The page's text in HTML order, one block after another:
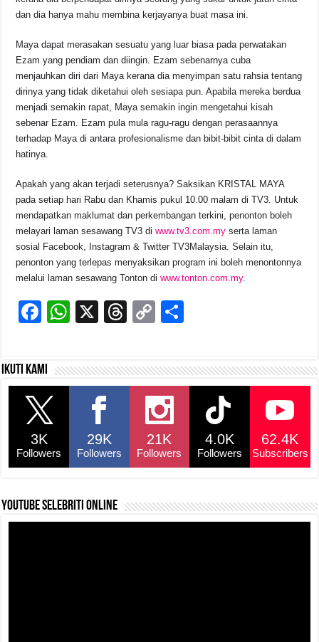
dan dia hanya mahu membina kerjayanya buat masa ini.
Maya dapat merasakan sesuatu yang luar biasa pada perwatakan
Ezam yang pendiam dan diingin. Ezam sebenarnya cuba
menjauhkan diri dari Maya kerana dia menyimpan satu rahsia tentang
dirinya yang tidak diketahui oleh sesiapa pun. Apabila mereka berdua
menjadi semakin rapat, Maya semakin ingin mengetahui kisah
sebenar Ezam. Ezam pula mula ragu-ragu dengan perasaannya
terhadap Maya di antara profesionalisme dan bibit-bibit cinta di dalam
hatinya.
Apakah yang akan terjadi seterusnya? Saksikan KRISTAL MAYA
pada setiap hari Rabu dan Khamis pukul 10.00 malam di TV3. Untuk
mendapatkan maklumat dan perkembangan terkini, penonton boleh
melayari laman sesawang TV3 diwww.tv3.com.my serta laman
sosial Facebook, Instagram & Twitter TV3Malaysia. Selain itu,
penonton yang terlepas menyaksikan program ini boleh menontonnya
melalui laman sesawang Tonton diwww.tonton.com.my.
F
c
e
b
o
o
k
W
s
p
X
T
a
C
y
Li
n
k
e
Ikuti kami
3K
Followers
29K
Followers
21K
Followers
4.0K
Followers
62.4K
Subscribers
YouTube selebriti online